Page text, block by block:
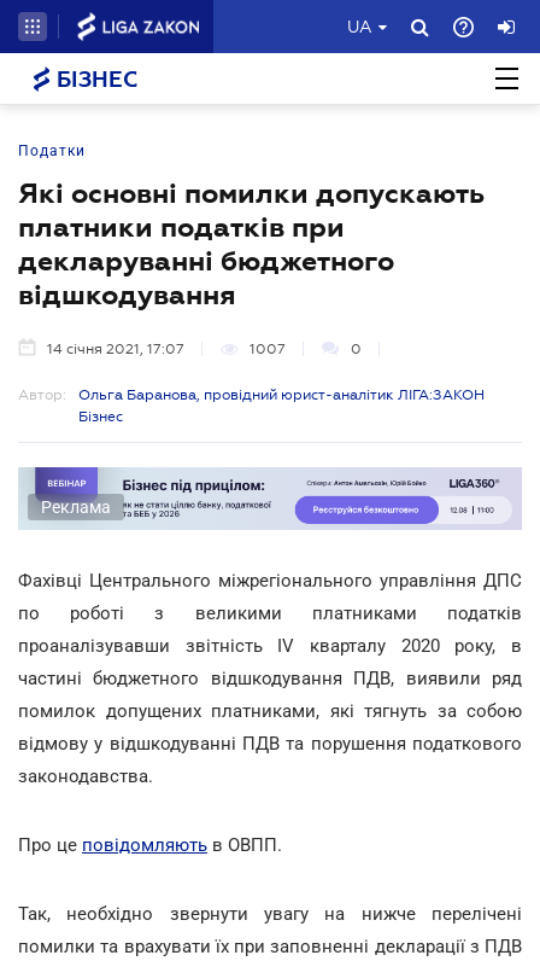
UA
БІЗНЕС
Податки
Які основні помилки допускають
платники податків при
декларуванні бюджетного
відшкодування
14 січня 2021, 17:07 1007 0
Автор:
Ольга Баранова, провідний юрист-аналітик ЛІГА:ЗАКОН
Бізнес
Реклама
Фахівці Центрального міжрегіонального управління ДПС
по роботі з великими платниками податків
проаналізувавши звітність IV кварталу 2020 року, в
частині бюджетного відшкодування ПДВ, виявили ряд
помилок допущених платниками, які тягнуть за собою
відмову у відшкодуванні ПДВ та порушення податкового
законодавства.
Про це повідомляють в ОВПП.
Так, необхідно звернути увагу на нижче перелічені
помилки та врахувати їх при заповненні декларації з ПДВ